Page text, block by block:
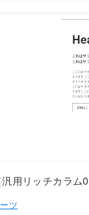
用リッチカラム
ツ